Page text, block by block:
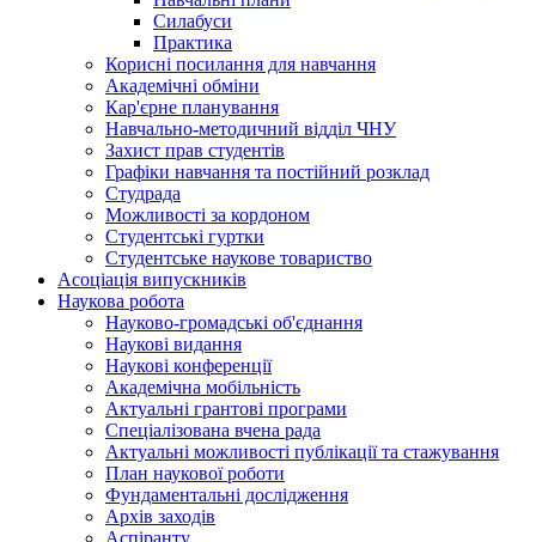
Силабуси
Практика
Корисні посилання для навчання
Академічні обміни
Кар'єрне планування
Навчально-методичний відділ ЧНУ
Захист прав студентів
Графіки навчання та постійний розклад
Студрада
Можливості за кордоном
Студентські гуртки
Студентське наукове товариство
Асоціація випускників
Наукова робота
Науково-громадські об'єднання
Наукові видання
Наукові конференції
Академічна мобільність
Актуальні грантові програми
Спеціалізована вчена рада
Актуальні можливості публікації та стажування
План наукової роботи
Фундаментальні дослідження
Архів заходів
Аспіранту